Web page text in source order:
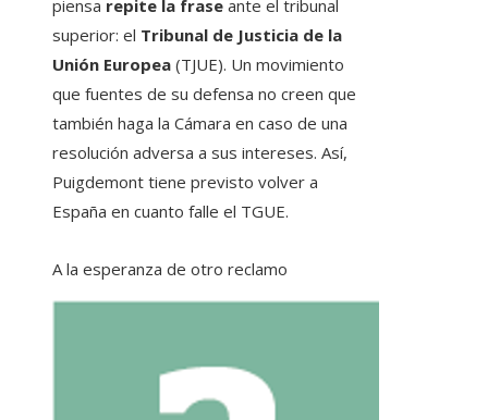
piensa repite la frase ante el tribunal
superior: el Tribunal de Justicia de la
Unión Europea (TJUE). Un movimiento
que fuentes de su defensa no creen que
también haga la Cámara en caso de una
resolución adversa a sus intereses. Así,
Puigdemont tiene previsto volver a
España en cuanto falle el TGUE.
A la esperanza de otro reclamo